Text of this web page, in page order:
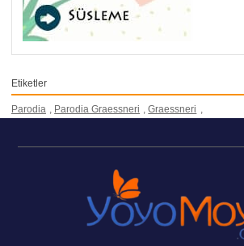
Etiketler
Parodia Parodia Graessneri Graessneri